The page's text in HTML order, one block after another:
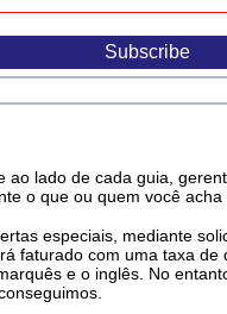
ao lado de cada guia,
o que ou quem você acha
especiais, mediante
faturado com uma taxa
e o inglês. No